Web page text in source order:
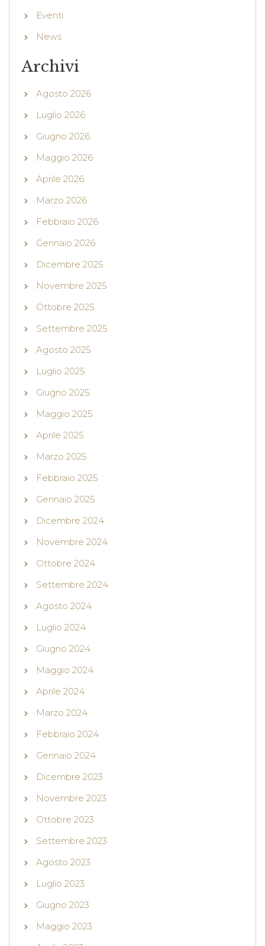
Eventi
News
Archivi
Agosto 2026
Luglio 2026
Giugno 2026
Maggio 2026
Aprile 2026
Marzo 2026
Febbraio 2026
Gennaio 2026
Dicembre 2025
Novembre 2025
Ottobre 2025
Settembre 2025
Agosto 2025
Luglio 2025
Giugno 2025
Maggio 2025
Aprile 2025
Marzo 2025
Febbraio 2025
Gennaio 2025
Dicembre 2024
Novembre 2024
Ottobre 2024
Settembre 2024
Agosto 2024
Luglio 2024
Giugno 2024
Maggio 2024
Aprile 2024
Marzo 2024
Febbraio 2024
Gennaio 2024
Dicembre 2023
Novembre 2023
Ottobre 2023
Settembre 2023
Agosto 2023
Luglio 2023
Giugno 2023
Maggio 2023